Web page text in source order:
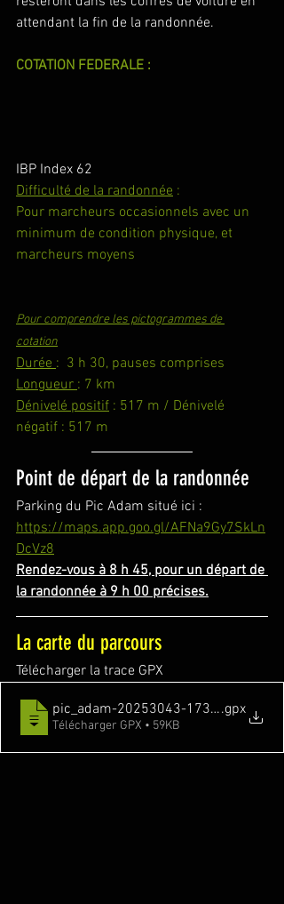
attendant la fin de la randonnée.
COTATION FEDERALE :
IBP Index 62
Difficulté de la randonnée :
Pour marcheurs occasionnels avec un
minimum de condition physique, et
marcheurs moyens
Pour comprendre les pictogrammes de
cotation
Durée :  3 h 30, pauses comprises
Longueur : 7 km
Dénivelé positif : 517 m / Dénivelé
négatif : 517 m
Point de départ de la randonnée
Parking du Pic Adam situé ici :
https://maps.app.goo.gl/AFNa9Gy7SkLn
DcVz8
Rendez-vous à 8 h 45, pour un départ de
la randonnée à 9 h 00 précises.
La carte du parcours
Télécharger la trace GPX
pic_adam-20253043-1731570115-
.gpx
Télécharger GPX • 59KB